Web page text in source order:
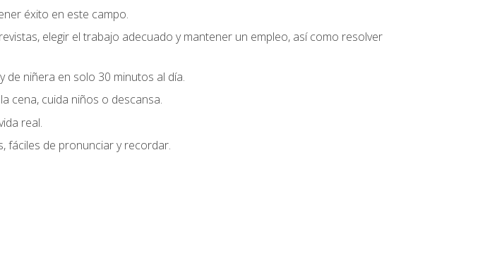
éxito en este campo.
elegir el trabajo adecuado y mantener un empleo, así como resolver
de niñera en solo 30 minutos al día.
cena, cuida niños o descansa.
real.
fáciles de pronunciar y recordar.